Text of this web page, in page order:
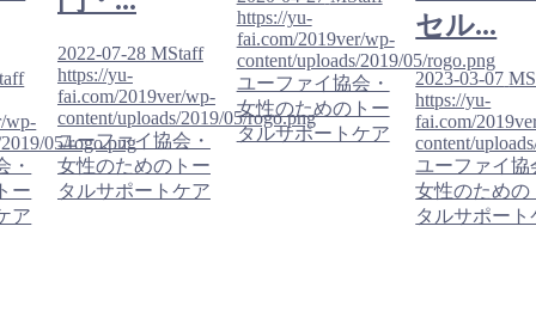
wp-
05/rogo.png
・
ー
ア
2022-07-28 MStaff
https://yu-
fai.com/2019ver/wp-
content/uploads/2019/05/rogo.png
ユーファイ協会・
女性のためのトー
タルサポートケア
https://yu-
fai.com/2019ver/wp-
content/uploads/2019/05/rogo.png
ユーファイ協会・
女性のためのトー
タルサポートケア
セル...
2023-03-07
https://yu-
fai.com/
content/
ユーファイ協
女性のための
タルサポート